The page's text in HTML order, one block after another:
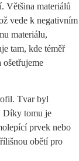
Většina materiálů
vede k negativním
materiálu,
tam, kde téměř
ošetřujeme
Tvar byl
Díky tomu je
prvek nebo
obětí pro